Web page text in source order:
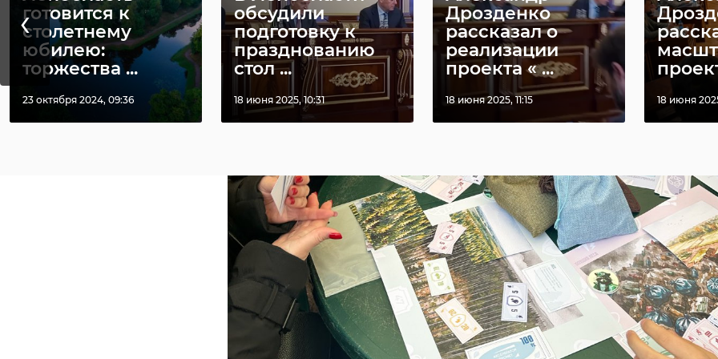
готовится к
столетнему
юбилею:
торжества ...
23 октября 2024, 09:36
обсудили
подготовку к
празднованию
стол ...
18 июня 2025, 10:31
Дрозденко
рассказал о
реализации
проекта « ...
18 июня 2025, 11:15 18 июня
‹